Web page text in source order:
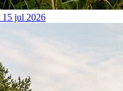
15 jul 2026